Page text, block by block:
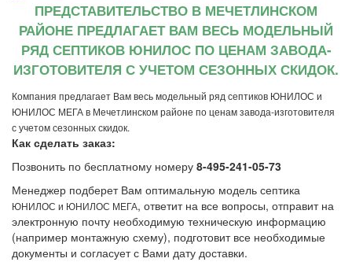
ПРЕДСТАВИТЕЛЬСТВО В МЕЧЕТЛИНСКОМ
РАЙОНЕ ПРЕДЛАГАЕТ ВАМ ВЕСЬ МОДЕЛЬНЫЙ
РЯД СЕПТИКОВ ЮНИЛОС ПО ЦЕНАМ ЗАВОДА-
ИЗГОТОВИТЕЛЯ С УЧЕТОМ СЕЗОННЫХ СКИДОК.
Компания предлагает Вам весь модельный ряд септиков ЮНИЛОС и
ЮНИЛОС МЕГА в Мечетлинском районе по ценам завода-изготовителя
с учетом сезонных скидок.
Как сделать заказ:
Позвонить по бесплатному номеру 8-495-241-05-73
Менеджер подберет Вам оптимальную модель септика
ЮНИЛОС и ЮНИЛОС МЕГА, ответит на все вопросы, отправит на
электронную почту необходимую техническую информацию
(например монтажную схему), подготовит все необходимые
документы и согласует с Вами дату доставки.